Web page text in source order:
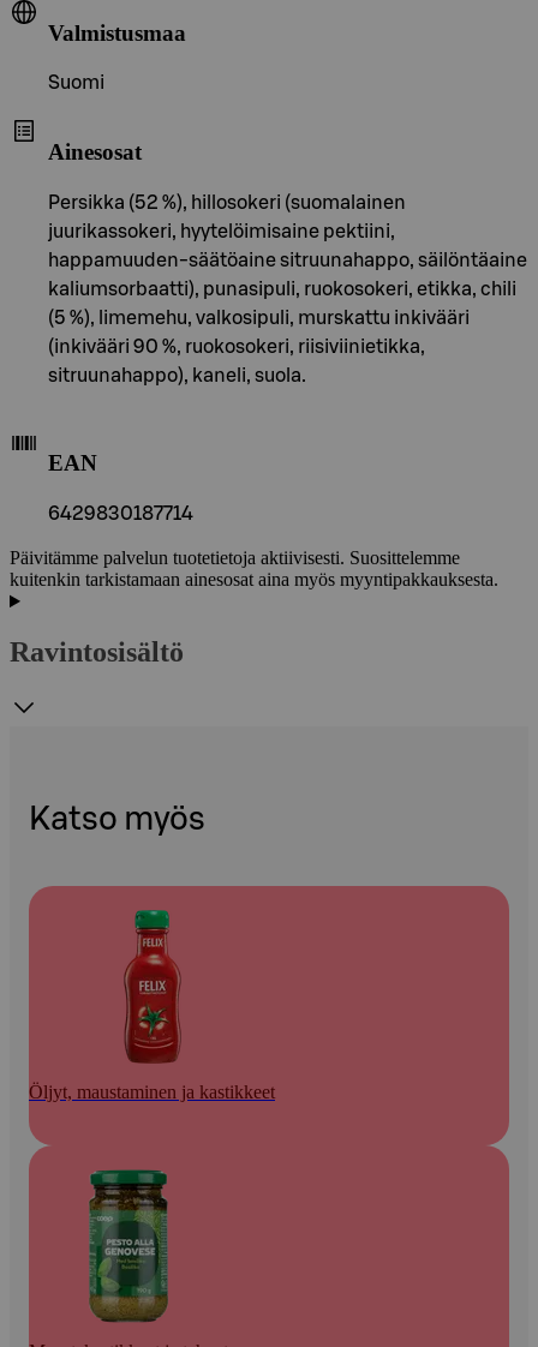
Valmistusmaa
Suomi
Ainesosat
Persikka (52 %), hillosokeri (suomalainen
juurikassokeri, hyytelöimisaine pektiini,
happamuuden-säätöaine sitruunahappo, säilöntäaine
kaliumsorbaatti), punasipuli, ruokosokeri, etikka, chili
(5 %), limemehu, valkosipuli, murskattu inkivääri
(inkivääri 90 %, ruokosokeri, riisiviinietikka,
sitruunahappo), kaneli, suola.
EAN
6429830187714
Päivitämme palvelun tuotetietoja aktiivisesti. Suosittelemme
kuitenkin tarkistamaan ainesosat aina myös myyntipakkauksesta.
Ravintosisältö
Katso myös
Öljyt, maustaminen ja kastikkeet